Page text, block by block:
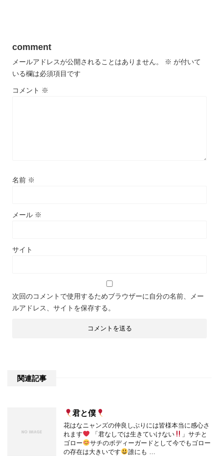
comment
メールアドレスが公開されることはありません。 ※ が付いて
いる欄は必須項目です
コメント ※
名前 ※
メール ※
サイト
次回のコメントで使用するためブラウザーに自分の名前、メー
ルアドレス、サイトを保存する。
関連記事
君と僕
花はなニャンズの仲良しぶりには皆様本当に感心さ
れます
「君なしでは生きていけない
」サチと
ゴロー
サチのボディーガードとして今でもゴロー
の存在は大きいです
誰にも …